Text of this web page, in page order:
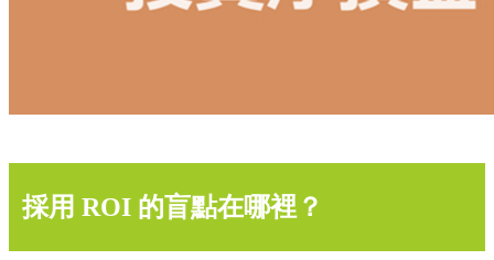
採用 ROI 的盲點在哪裡？